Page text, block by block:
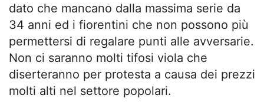
dato che mancano dalla massima serie da
34 anni ed i fiorentini che non possono più
permettersi di regalare punti alle avversarie.
Non ci saranno molti tifosi viola che
diserteranno per protesta a causa dei prezzi
molti alti nel settore popolari.